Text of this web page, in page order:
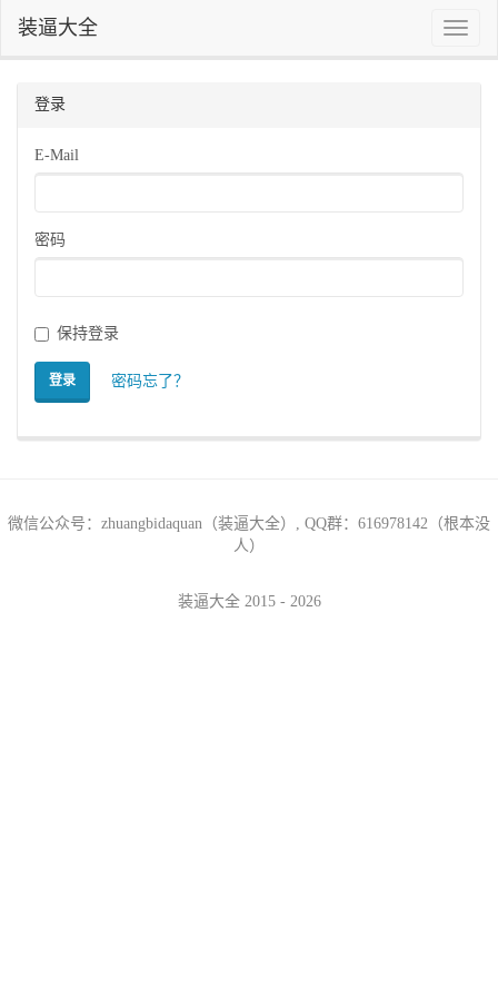
Toggle
装逼大全
登录
E-Mail
密码
保持登录
登录 密码忘了？
微信公众号：zhuangbidaquan（装逼大全）, QQ群：616978142（根本没
人）
装逼大全 2015 - 2026